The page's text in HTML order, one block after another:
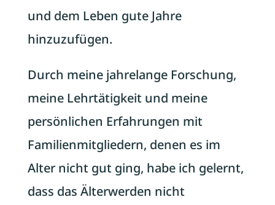
und dem Leben gute Jahre
hinzuzufügen.
Durch meine jahrelange Forschung,
meine Lehrtätigkeit und meine
persönlichen Erfahrungen mit
Familienmitgliedern, denen es im
Alter nicht gut ging, habe ich gelernt,
dass das Älterwerden nicht